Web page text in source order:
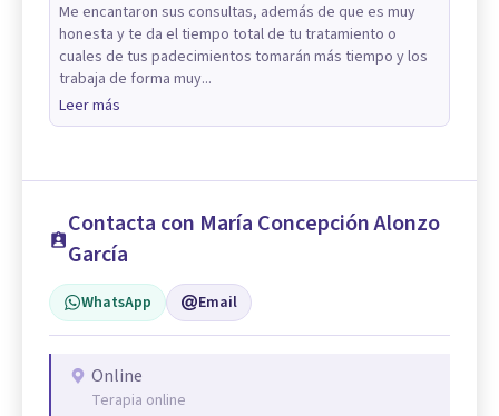
Me encantaron sus consultas, además de que es muy
honesta y te da el tiempo total de tu tratamiento o
cuales de tus padecimientos tomarán más tiempo y los
trabaja de forma muy...
Leer más
Contacta con María Concepción Alonzo
García
WhatsApp Email
Online
Terapia online